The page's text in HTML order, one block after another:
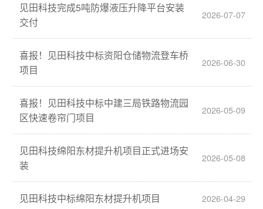
见田科技完成5吨防爆液压升降平台安装
交付
2026-07-07
喜报！见田科技中标资阳仓储物流登车桥
项目
2026-06-30
喜报！见田科技中标中建三局铁路物流园
区快速卷帘门项目
2026-05-09
见田科技绵阳东材提升机项目正式进场安
装
2026-05-08
见田科技中标绵阳东材提升机项目 2026-04-29